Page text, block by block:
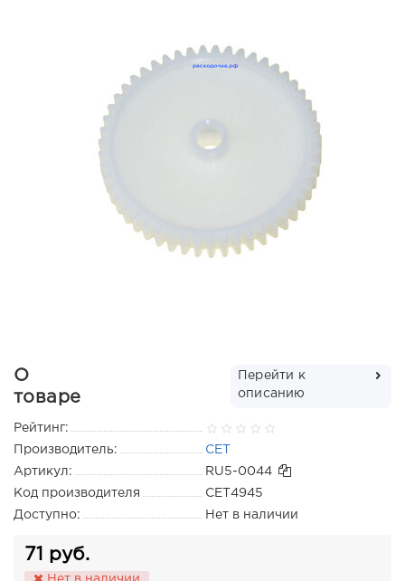
О
товаре
Перейти к
описанию
Рейтинг:
Производитель:
CET
Артикул:
RU5-0044
Код производителя
CET4945
Доступно:
Нет в наличии
71 руб.